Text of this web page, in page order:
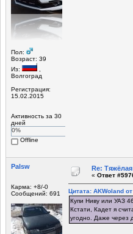
Пол:
Возраст: 39
Из:
Волгоград
Регистрация:
15.02.2015
Активность за 30
дней
0%
Offline
Palsw
Карма: +8/-0
Сообщений: 691
Re:
« Ответ
Цитата: AKWoland
Купи Ниву или УАЗ
Кстати, Кадет я
угодно. Даже через